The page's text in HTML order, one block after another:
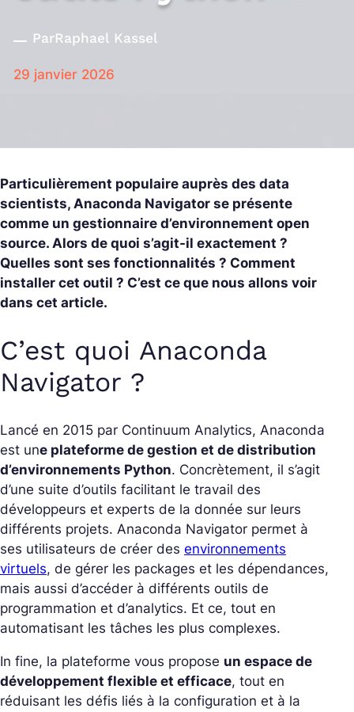
ParRaphael Kassel
29 janvier 2026
Particulièrement populaire auprès des data
scientists, Anaconda Navigator se présente
comme un gestionnaire d’environnement open
source. Alors de quoi s’agit-il exactement ?
Quelles sont ses fonctionnalités ? Comment
installer cet outil ? C’est ce que nous allons voir
dans cet article.
C’est quoi Anaconda
Navigator ?
Lancé en 2015 par Continuum Analytics, Anaconda
est une plateforme de gestion et de distribution
d’environnements Python. Concrètement, il s’agit
d’une suite d’outils facilitant le travail des
développeurs et experts de la donnée sur leurs
différents projets. Anaconda Navigator permet à
ses utilisateurs de créer des environnements
virtuels, de gérer les packages et les dépendances,
mais aussi d’accéder à différents outils de
programmation et d’analytics. Et ce, tout en
automatisant les tâches les plus complexes.
In fine, la plateforme vous propose un espace de
développement flexible et efficace, tout en
réduisant les défis liés à la configuration et à la